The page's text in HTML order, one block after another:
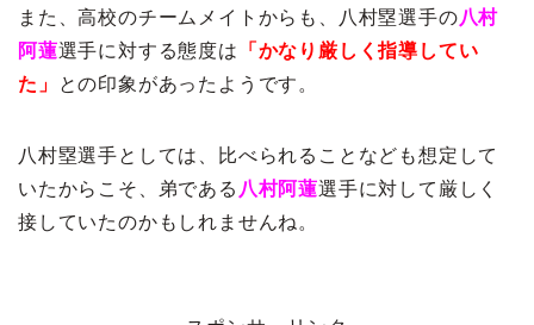
また、高校のチームメイトからも、八村塁選手の八村
阿蓮選手に対する態度は
「かなり厳しく指導してい
た」
との印象があったようです。
八村塁選手としては、比べられることなども想定して
いたからこそ、弟である 八村阿蓮選手に対して厳しく
接していたのかもしれませんね。